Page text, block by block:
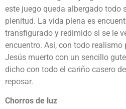
este juego queda albergado todo
plenitud. La vida plena es
transfigurado y redimido si se le
encuentro. Así, con todo realismo
Jesús muerto con un sencillo
dicho con todo el cariño casero
reposar.
Chorros de luz